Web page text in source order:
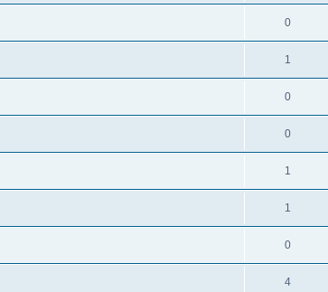
0
1
0
0
1
1
0
4